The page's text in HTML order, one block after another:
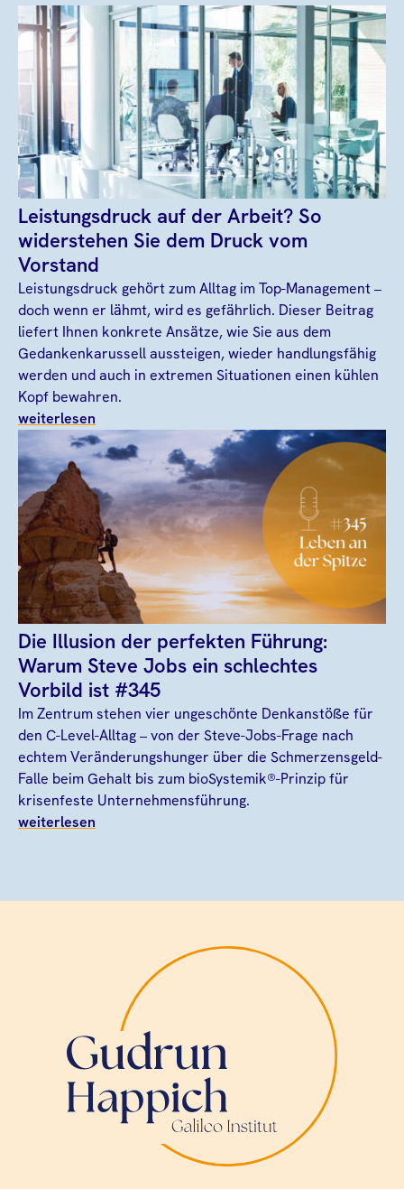
Leistungsdruck auf der Arbeit? So
widerstehen Sie dem Druck vom
Vorstand
Leistungsdruck gehört zum Alltag im Top-Management –
doch wenn er lähmt, wird es gefährlich. Dieser Beitrag
liefert Ihnen konkrete Ansätze, wie Sie aus dem
Gedankenkarussell aussteigen, wieder handlungsfähig
werden und auch in extremen Situationen einen kühlen
Kopf bewahren.
weiterlesen
Die Illusion der perfekten Führung:
Warum Steve Jobs ein schlechtes
Vorbild ist #345
Im Zentrum stehen vier ungeschönte Denkanstöße für
den C-Level-Alltag – von der Steve-Jobs-Frage nach
echtem Veränderungshunger über die Schmerzensgeld-
Falle beim Gehalt bis zum bioSystemik®-Prinzip für
krisenfeste Unternehmensführung.
weiterlesen